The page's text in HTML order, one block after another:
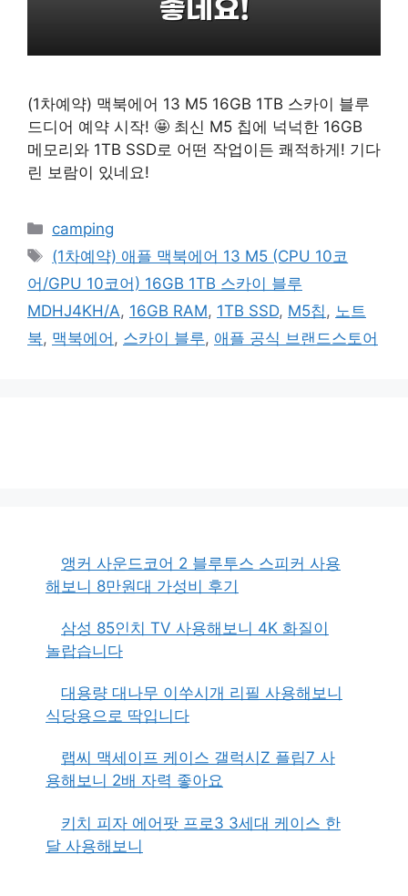
(1차예약) 맥북에어 13 M5 16GB 1TB 스카이 블루
드디어 예약 시작! 🤩 최신 M5 칩에 넉넉한 16GB
메모리와 1TB SSD로 어떤 작업이든 쾌적하게! 기다
린 보람이 있네요!
카
테
고
리
camping
태
그
(1차예약) 애플 맥북에어 13 M5 (CPU 10코
어/GPU 10코어) 16GB 1TB 스카이 블루
MDHJ4KH/A, 16GB RAM, 1TB SSD, M5칩 , 노트
북, 맥북에어 , 스카이 블루, 애플 공식 브랜드스토어
앵커 사운드코어 2 블루투스 스피커 사용
해보니 8만원대 가성비 후기
삼성 85인치 TV 사용해보니 4K 화질이
놀랍습니다
대용량 대나무 이쑤시개 리필 사용해보니
식당용으로 딱입니다
랩씨 맥세이프 케이스 갤럭시Z 플립7 사
용해보니 2배 자력 좋아요
키치 피자 에어팟 프로3 3세대 케이스 한
달 사용해보니